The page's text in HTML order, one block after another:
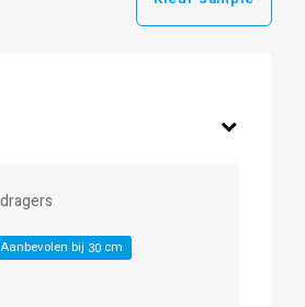
Aanbevolen bij 30 cm